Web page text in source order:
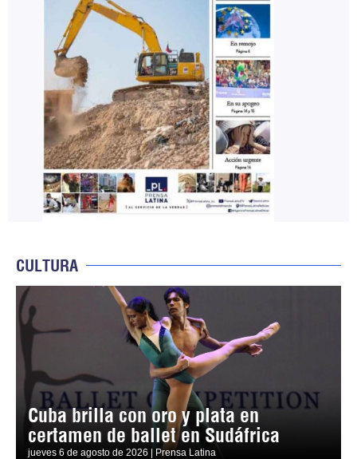
CULTURA
Cuba brilla con oro y plata en
certamen de ballet en Sudáfrica
jueves 6 de agosto de 2026 | Prensa Latina